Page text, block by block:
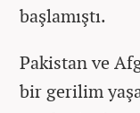
başlamıştı.
Pakistan ve
bir gerilim